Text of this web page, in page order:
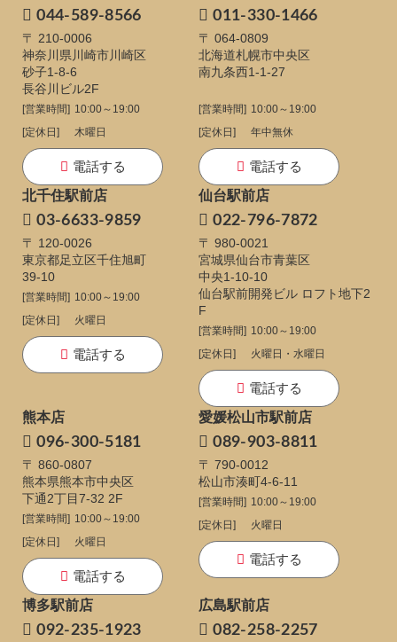
044-589-8566
〒 210-0006
神奈川県川崎市川崎区
砂子1-8-6
長谷川ビル2F
[営業時間] 10:00～19:00
[定休日]
木曜日
電話する
011-330-1466
〒 064-0809
北海道札幌市中央区
南九条西1-1-27
[営業時間] 10:00～19:00
[定休日]
年中無休
電話する
北千住駅前店
03-6633-9859
〒 120-0026
東京都足立区千住旭町
39-10
[営業時間] 10:00～19:00
[定休日]
火曜日
電話する
仙台駅前店
022-796-7872
〒 980-0021
宮城県仙台市青葉区
中央1-10-10
仙台駅前開発ビル ロフト地下2
F
[営業時間] 10:00～19:00
[定休日]
火曜日・水曜日
電話する
熊本店
096-300-5181
〒 860-0807
熊本県熊本市中央区
下通2丁目7-32 2F
[営業時間] 10:00～19:00
[定休日]
火曜日
電話する
愛媛松山市駅前店
089-903-8811
〒 790-0012
松山市湊町4-6-11
[営業時間] 10:00～19:00
[定休日]
火曜日
電話する
博多駅前店
092-235-1923
広島駅前店
082-258-2257